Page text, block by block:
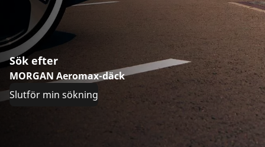
Sök efter
MORGAN Aeromax-däck
Slutför min sökning